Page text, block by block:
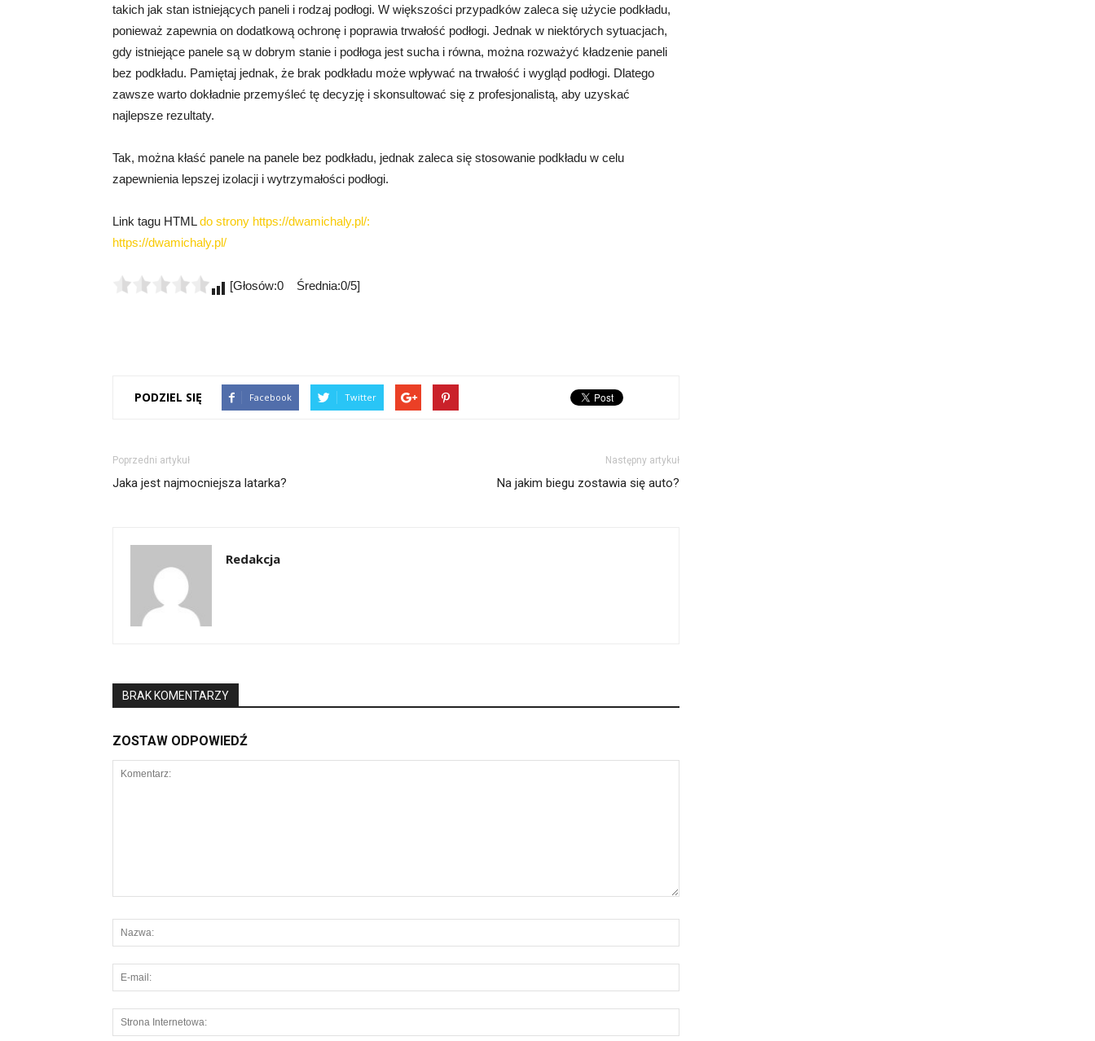
takich jak stan istniejących paneli i rodzaj podłogi. W większości przypadków zaleca się użycie podkładu,
ponieważ zapewnia on dodatkową ochronę i poprawia trwałość podłogi. Jednak w niektórych sytuacjach,
gdy istniejące panele są w dobrym stanie i podłoga jest sucha i równa, można rozważyć kładzenie paneli
bez podkładu. Pamiętaj jednak, że brak podkładu może wpływać na trwałość i wygląd podłogi. Dlatego
zawsze warto dokładnie przemyśleć tę decyzję i skonsultować się z profesjonalistą, aby uzyskać
najlepsze rezultaty.
Tak, można kłaść panele na panele bez podkładu, jednak zaleca się stosowanie podkładu w celu
zapewnienia lepszej izolacji i wytrzymałości podłogi.
Link tagu HTMLdo strony https://dwamichaly.pl/:
https://dwamichaly.pl/
[Głosów:0 Średnia:0/5]
PODZIEL SIĘ Facebook Twitter
Poprzedni artykuł
Jaka jest najmocniejsza latarka?
Następny artykuł
Na jakim biegu zostawia się auto?
Redakcja
BRAK KOMENTARZY
ZOSTAW ODPOWIEDŹ